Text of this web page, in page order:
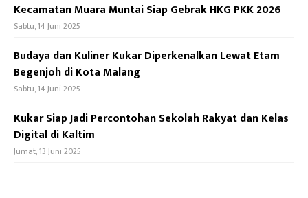
Kecamatan Muara Muntai Siap Gebrak HKG PKK 2026
Sabtu, 14 Juni 2025
Budaya dan Kuliner Kukar Diperkenalkan Lewat Etam
Begenjoh di Kota Malang
Sabtu, 14 Juni 2025
Kukar Siap Jadi Percontohan Sekolah Rakyat dan Kelas
Digital di Kaltim
Jumat, 13 Juni 2025